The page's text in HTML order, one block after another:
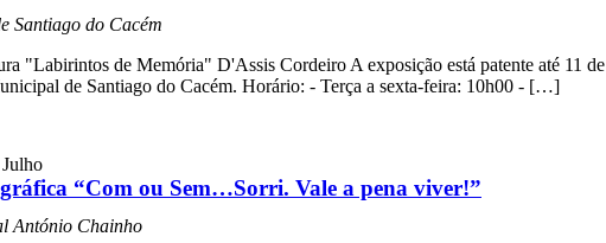
Santiago do Cacém
"Labirintos de Memória" D'Assis Cordeiro A exposição está patente até 11 de
de Santiago do Cacém. Horário: - Terça a sexta-feira: 10h00 - […]
“Com ou Sem…Sorri. Vale a pena viver!”
António Chainho